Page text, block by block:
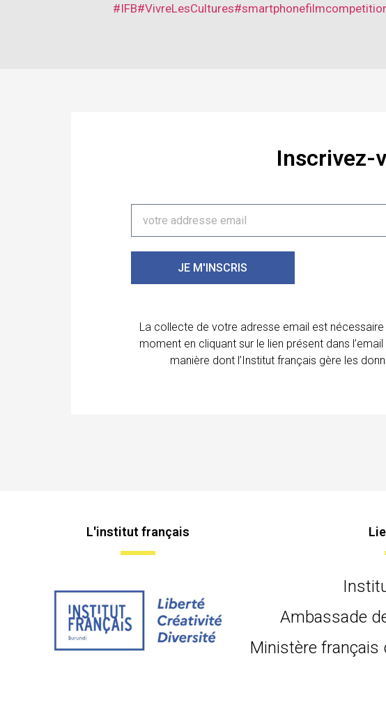
#IFB#VivreLesCultures
Inscrivez-
JE M'INSCRIS
La collecte de votre adresse email est
moment en cliquant sur le lien présent dans
manière dont l’Institut français gère les
L'institut français
Ambassade
Ministère français